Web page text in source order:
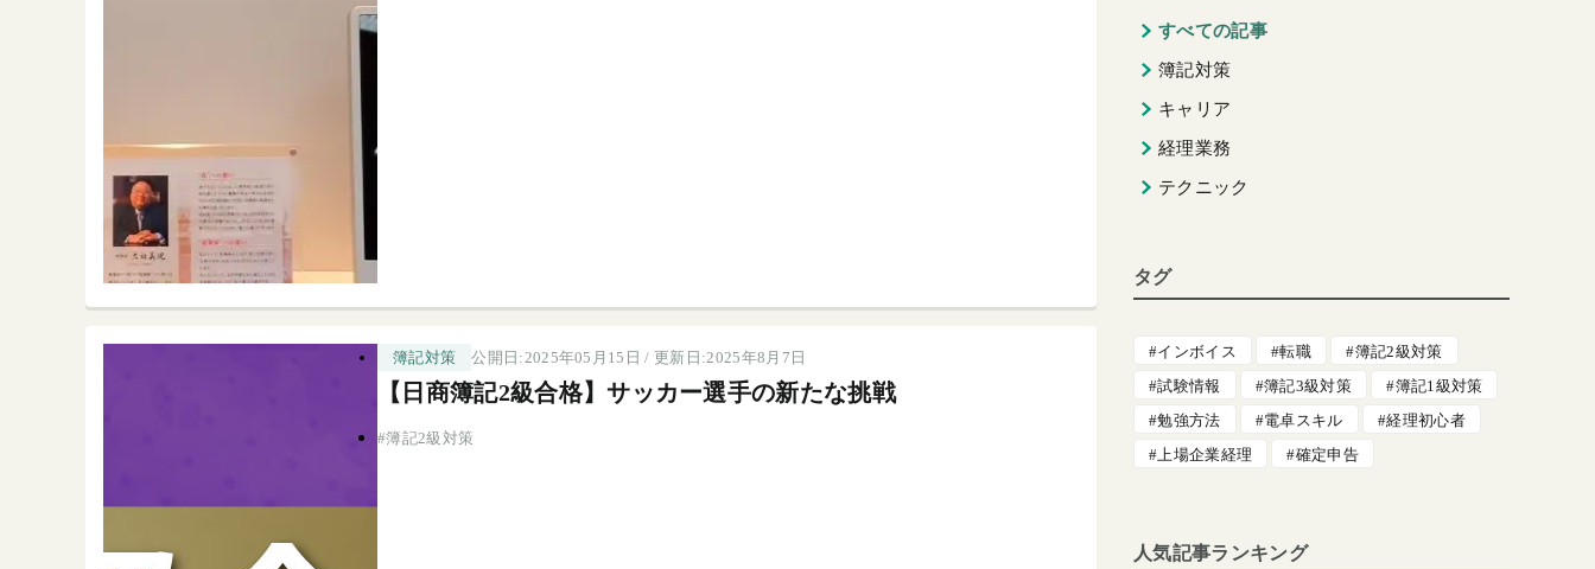
簿記対策 公開日:2025年05月15日 / 更新日:2025年8月7日
【日商簿記2級合格】サッカー選手の新たな挑戦
簿記2級対策
すべての記事
簿記対策
キャリア
経理業務
テクニック
タグ
インボイス 転職
簿記2級対策
試験情報
簿記3級対策
簿記1級対策
勉強方法
電卓スキル
経理初心者
上場企業経理
確定申告
人気記事ランキング